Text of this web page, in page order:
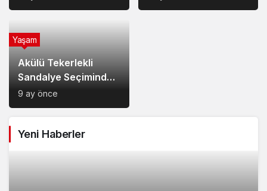
Model Tercihi
Yeni Haberler
Hesco Bariyer ve Kum Bariyeri Çözümlerinin
Yaşam 2 ay önce